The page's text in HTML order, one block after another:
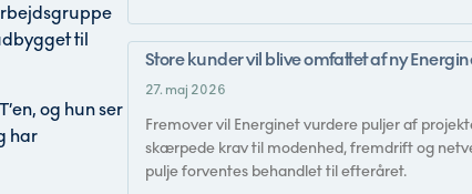
til
og hun ser
har
Store kunder vil blive omfattet af ny
27. maj 2026
Fremover vil Energinet vurdere puljer af
skærpede krav til modenhed, fremdrift og
pulje forventes behandlet til efteråret.